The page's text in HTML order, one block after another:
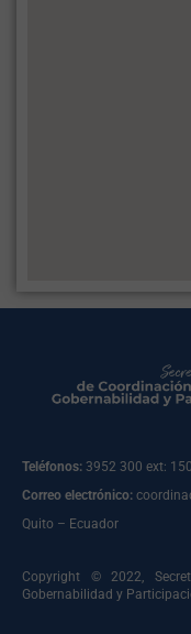
Teléfonos: 3952 300 ext:
Correo electrónico:
Quito – Ecuador
Copyright © 2022,
Gobernabilidad y